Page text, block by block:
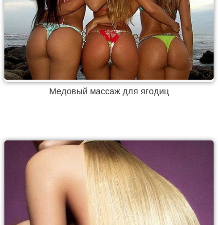
Медовый массаж для ягодиц